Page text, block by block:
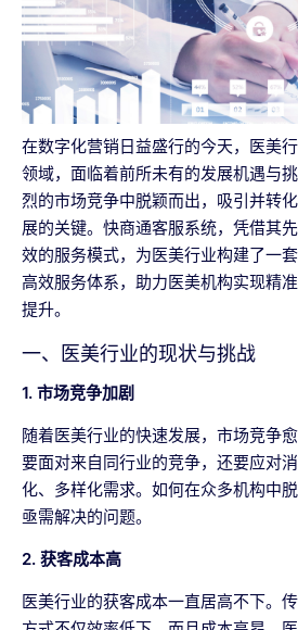
在数字化营销日益盛行的今天，医美
领域，面临着前所未有的发展机遇与
烈的市场竞争中脱颖而出，吸引并转
展的关键。快商通客服系统，凭借其
效的服务模式，为医美行业构建了一
高效服务体系，助力医美机构实现精
提升。
一、医美行业的现状与挑战
1. 市场竞争加剧
随着医美行业的快速发展，市场竞争
要面对来自同行业的竞争，还要应对
化、多样化需求。如何在众多机构中
亟需解决的问题。
2. 获客成本高
医美行业的获客成本一直居高不下。